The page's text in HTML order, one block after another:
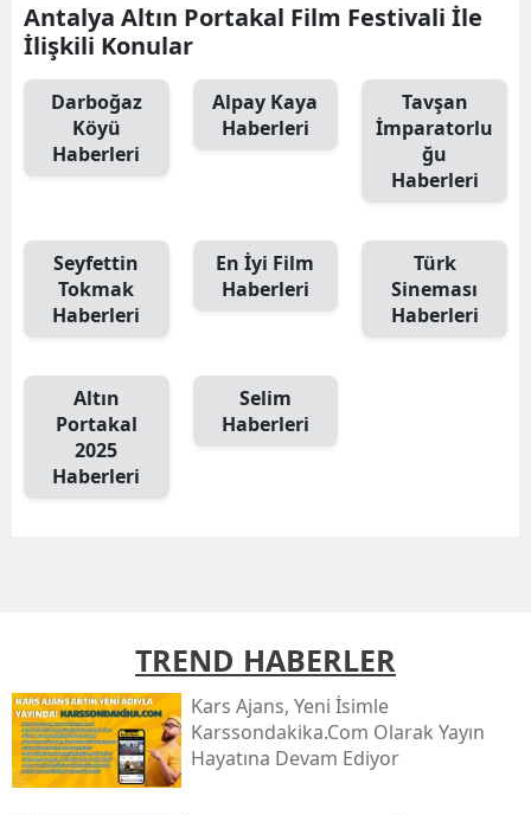
Erzurum
Eskişehir
Gaziantep
Giresun
Hakkari
Hatay
Kayseri
Kırklareli
Kırşehir
Antalya Altın Portakal Film Festivali İle
İlişkili Konular
Darboğaz
Köyü
Haberleri
Alpay Kaya
Haberleri
Tavşan
İmparatorlu
ğu
Haberleri
Seyfettin
Tokmak
Haberleri
En İyi Film
Haberleri
Türk
Sineması
Haberleri
Altın
Portakal
2025
Haberleri
Selim
Haberleri
TREND HABERLER
Kars Ajans, Yeni İsimle
Karssondakika.com Olarak Yayın
Hayatına Devam Ediyor